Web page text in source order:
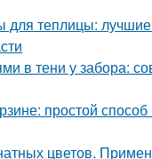
для теплицы:
в тени у забора:
простой способ
цветов.